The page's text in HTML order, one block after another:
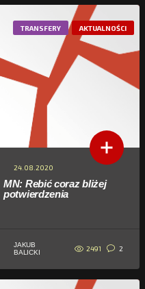
TRANSFERY AKTUALNOŚCI
24.08.2020
MN: Rebić coraz bliżej
potwierdzenia
JAKUB
BALICKI
2491 2